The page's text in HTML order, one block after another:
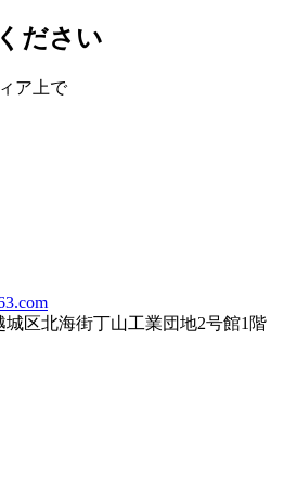
ださい
ア上で
区北海街丁山工業団地2号館1階